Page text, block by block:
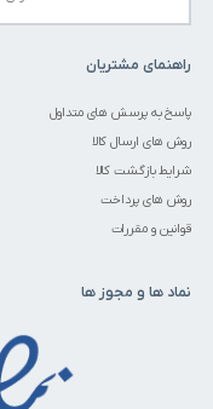
راهنمای مشتریان
پاسخ به پرسش های متداول
روش های ارسال کالا
شرایط بازگشت کالا
روش های پرداخت
قوانین و مقررات
نماد ها و مجوز ها